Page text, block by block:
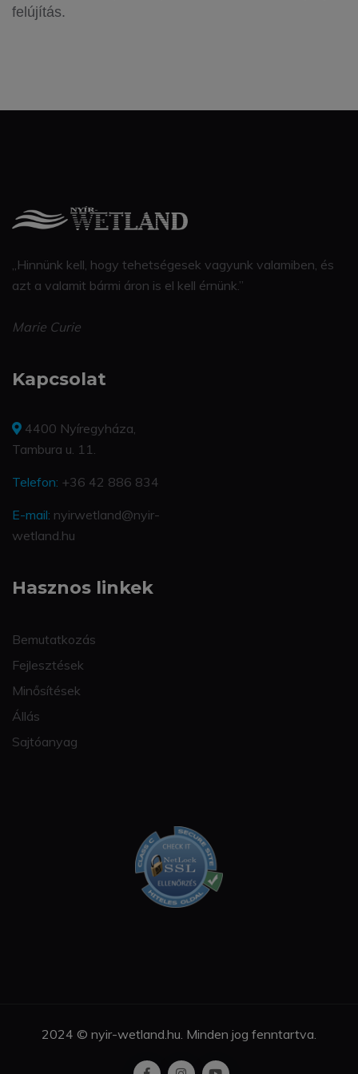
felújítás.
„Hinnünk kell, hogy tehetségesek vagyunk valamiben, és
azt a valamit bármi áron is el kell érnünk.”
Marie Curie
Kapcsolat
4400 Nyíregyháza,
Tambura u. 11.
Telefon: +36 42 886 834
E-mail: nyirwetland@nyir-
wetland.hu
Hasznos linkek
Bemutatkozás
Fejlesztések
Minősítések
Állás
Sajtóanyag
2024 © nyir-wetland.hu. Minden jog fenntartva.